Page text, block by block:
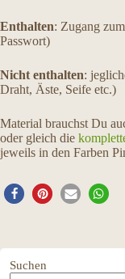
Enthalten: Zugang
Passwort)
Nicht enthalten:
Draht, Äste, Seife etc.)
Material brauchst Du
oder gleich die
jeweils in den Farben
Suchen